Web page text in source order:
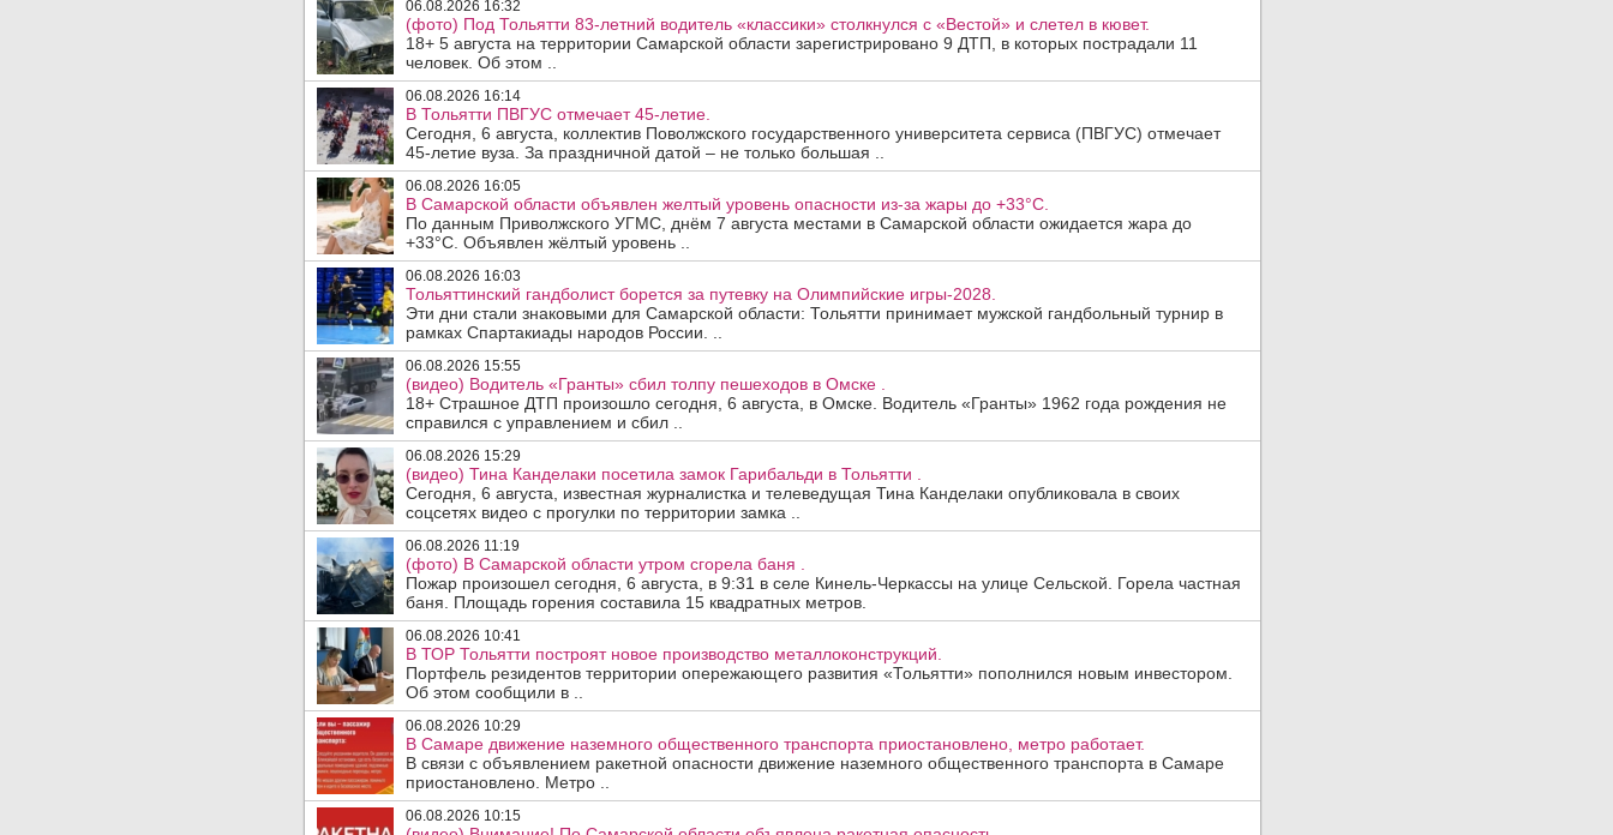
06.08.2026 16:32
(фото) Под Тольятти 83-летний водитель «классики» столкнулся с «Вестой» и слетел в кювет.
18+ 5 августа на территории Самарской области зарегистрировано 9 ДТП, в которых пострадали 11
человек. Об этом ..
06.08.2026 16:14
В Тольятти ПВГУС отмечает 45-летие.
Сегодня, 6 августа, коллектив Поволжского государственного университета сервиса (ПВГУС) отмечает
45-летие вуза. За праздничной датой – не только большая ..
06.08.2026 16:05
В Самарской области объявлен желтый уровень опасности из-за жары до +33°C.
По данным Приволжского УГМС, днём 7 августа местами в Самарской области ожидается жара до
+33°C. Объявлен жёлтый уровень ..
06.08.2026 16:03
Тольяттинский гандболист борется за путевку на Олимпийские игры-2028.
Эти дни стали знаковыми для Самарской области: Тольятти принимает мужской гандбольный турнир в
рамках Спартакиады народов России. ..
06.08.2026 15:55
(видео) Водитель «Гранты» сбил толпу пешеходов в Омске .
18+ Страшное ДТП произошло сегодня, 6 августа, в Омске. Водитель «Гранты» 1962 года рождения не
справился с управлением и сбил ..
06.08.2026 15:29
(видео) Тина Канделаки посетила замок Гарибальди в Тольятти .
Сегодня, 6 августа, известная журналистка и телеведущая Тина Канделаки опубликовала в своих
соцсетях видео с прогулки по территории замка ..
06.08.2026 11:19
(фото) В Самарской области утром сгорела баня .
Пожар произошел сегодня, 6 августа, в 9:31 в селе Кинель-Черкассы на улице Сельской. Горела частная
баня. Площадь горения составила 15 квадратных метров.
06.08.2026 10:41
В ТОР Тольятти построят новое производство металлоконструкций.
Портфель резидентов территории опережающего развития «Тольятти» пополнился новым инвестором.
Об этом сообщили в ..
06.08.2026 10:29
В Самаре движение наземного общественного транспорта приостановлено, метро работает.
В связи с объявлением ракетной опасности движение наземного общественного транспорта в Самаре
приостановлено. Метро ..
06.08.2026 10:15